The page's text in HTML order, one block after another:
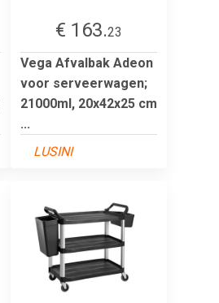
€ 163.23
Vega Afvalbak Adeon
voor serveerwagen;
21000ml, 20x42x25 cm
...
LUSINI